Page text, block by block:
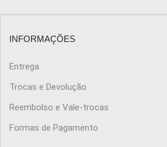
INFORMAÇÕES
Entrega
Trocas e Devolução
Reembolso e Vale-trocas
Formas de Pagamento